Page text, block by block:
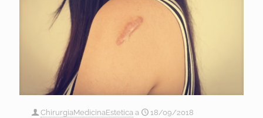
ChirurgiaMedicinaEstetica a 18/09/2018